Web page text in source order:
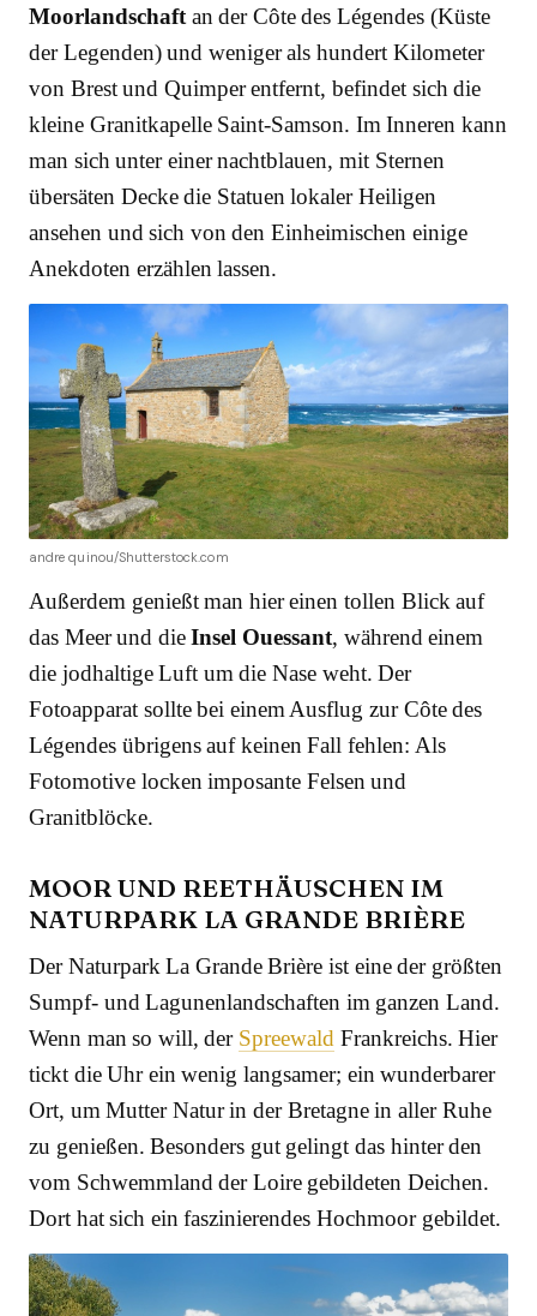
Moorlandschaftan der Côte des Légendes (Küste
der Legenden) und weniger als hundert Kilometer
von Brest und Quimper entfernt, befindet sich die
kleine Granitkapelle Saint-Samson. Im Inneren kann
man sich unter einer nachtblauen, mit Sternen
übersäten Decke die Statuen lokaler Heiligen
ansehen und sich von den Einheimischen einige
Anekdoten erzählen lassen.
andre quinou/Shutterstock.com
Außerdem genießt man hier einen tollen Blick auf
das Meer und dieInsel Ouessant, während einem
die jodhaltige Luft um die Nase weht. Der
Fotoapparat sollte bei einem Ausflug zur Côte des
Légendes übrigens auf keinen Fall fehlen: Als
Fotomotive locken imposante Felsen und
Granitblöcke.
MOOR UND REETHÄUSCHEN IM
NATURPARK LA GRANDE BRIÈRE
Der Naturpark La Grande Brière ist eine der größten
Sumpf- und Lagunenlandschaften im ganzen Land.
Wenn man so will, der Spreewald Frankreichs. Hier
tickt die Uhr ein wenig langsamer; ein wunderbarer
Ort, um Mutter Natur in der Bretagne in aller Ruhe
zu genießen. Besonders gut gelingt das hinter den
vom Schwemmland der Loire gebildeten Deichen.
Dort hat sich ein faszinierendes Hochmoor gebildet.